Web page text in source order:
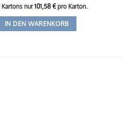
Kartons nur101,58 €pro Karton.
IN DEN WARENKORB